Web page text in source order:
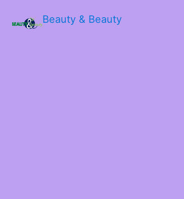
Beauty & Beauty